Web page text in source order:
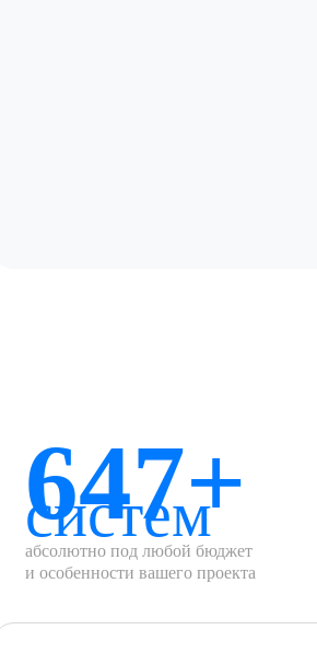
647+
систем
абсолютно под любой бюджет
и особенности вашего проекта